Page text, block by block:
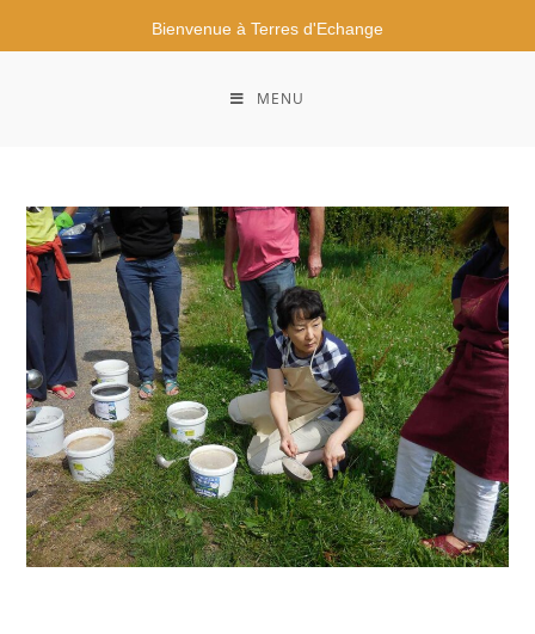
Bienvenue à Terres d'Echange
MENU